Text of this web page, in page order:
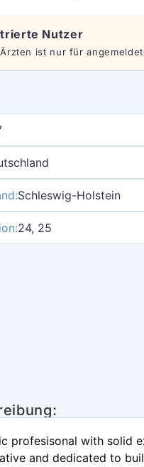
Nutzer
ist nur für
Schleswig-Holstein
24, 25
profesisonal with solid
and dedicated to